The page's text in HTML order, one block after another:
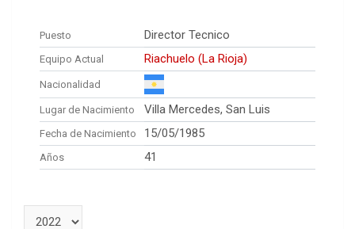
Puesto Director Tecnico
Equipo Actual Riachuelo (La Rioja)
Nacionalidad
Lugar de Nacimiento Villa Mercedes, San Luis
Fecha de Nacimiento 15/05/1985
Años 41